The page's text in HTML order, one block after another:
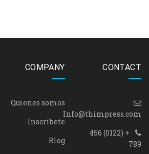
CONTACT
Info@thimpress.com
+ (0122) 456
789
COMPANY
Quienes somos
Inscríbete
Blog